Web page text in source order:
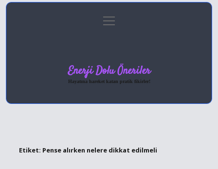
Gizlilik Politikası
menüyü
aç
Enerji Dolu Öneriler
Hayatına hareket katan pratik fikirler!
Etiket: Pense alırken nelere dikkat edilmeli